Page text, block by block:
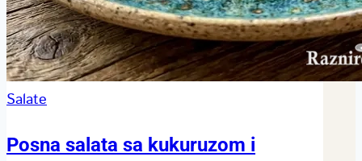
Salate
Posna salata sa kukuruzom i